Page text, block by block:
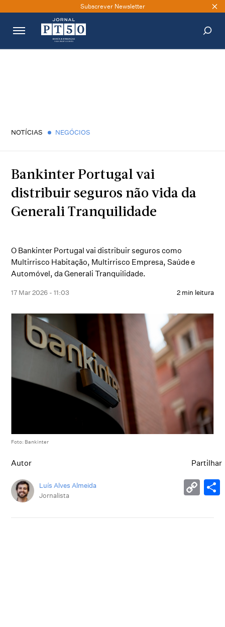
Subscrever Newsletter
NOTÍCIAS NEGÓCIOS
Bankinter Portugal vai
distribuir seguros não vida da
Generali Tranquilidade
O Bankinter Portugal vai distribuir seguros como
Multirrisco Habitação, Multirrisco Empresa, Saúde e
Automóvel, da Generali Tranquilidade.
17 Mar 2026 - 11:03 2 min leitura
Foto: Bankinter
Autor
Luís Alves Almeida
Jornalista
Partilhar